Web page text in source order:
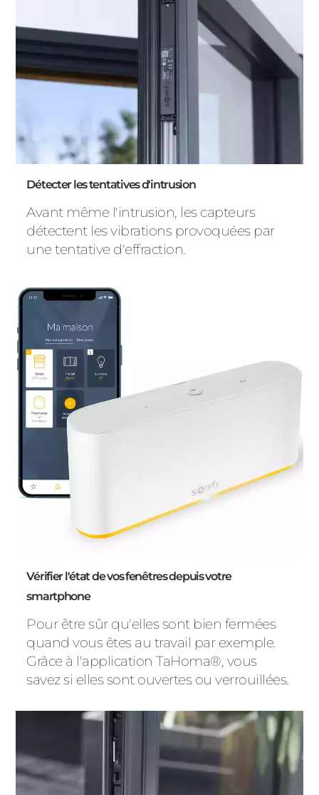
Détecter les tentatives d'intrusion
Avant même l'intrusion, les capteurs
détectent les vibrations provoquées par
une tentative d'effraction.
Vérifier l'état de vos fenêtres depuis votre
smartphone
Pour être sûr qu'elles sont bien fermées
quand vous êtes au travail par exemple.
Grâce à l'application TaHoma®, vous
savez si elles sont ouvertes ou verrouillées.
ACIER